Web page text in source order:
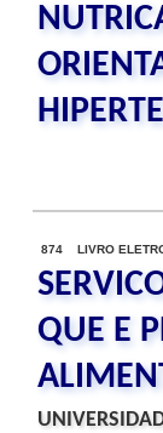
874 LIVRO
QUE E